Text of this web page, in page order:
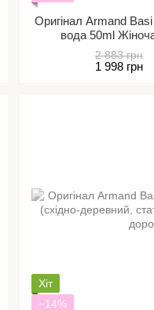
Оригінал Armand
вода 50ml
2 883 грн
1 998 грн
Хіт
−14%